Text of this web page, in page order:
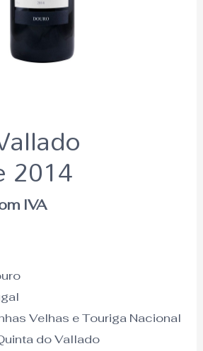
2014
IVA
Velhas e Touriga Nacional
do Vallado